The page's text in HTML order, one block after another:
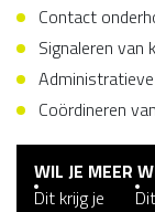
Contact
Signaleren van
Coördineren
WIL JE MEER
Dit krijg je